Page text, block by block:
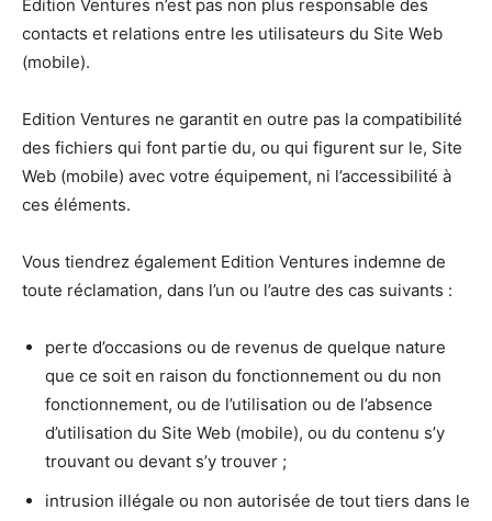
Edition Ventures n’est pas non plus responsable des
contacts et relations entre les utilisateurs du Site Web
(mobile).
Edition Ventures ne garantit en outre pas la compatibilité
des fichiers qui font partie du, ou qui figurent sur le, Site
Web (mobile) avec votre équipement, ni l’accessibilité à
ces éléments.
Vous tiendrez également Edition Ventures indemne de
toute réclamation, dans l’un ou l’autre des cas suivants :
perte d’occasions ou de revenus de quelque nature
que ce soit en raison du fonctionnement ou du non
fonctionnement, ou de l’utilisation ou de l’absence
d’utilisation du Site Web (mobile), ou du contenu s’y
trouvant ou devant s’y trouver ;
intrusion illégale ou non autorisée de tout tiers dans le